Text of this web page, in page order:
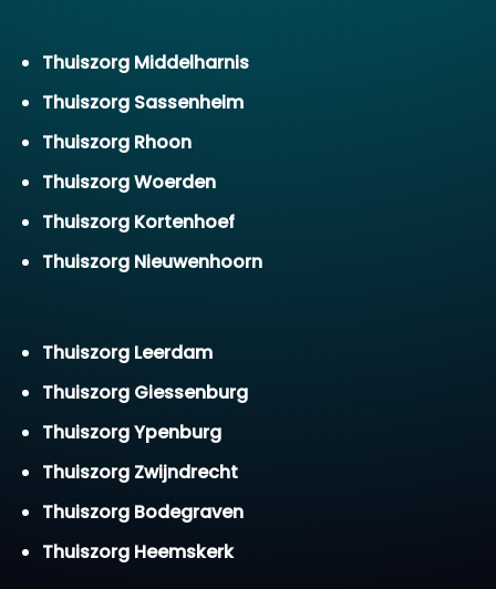
Thuiszorg Middelharnis
Thuiszorg Sassenheim
Thuiszorg Rhoon
Thuiszorg Woerden
Thuiszorg Kortenhoef
Thuiszorg Nieuwenhoorn
Thuiszorg Leerdam
Thuiszorg Giessenburg
Thuiszorg Ypenburg
Thuiszorg Zwijndrecht
Thuiszorg Bodegraven
Thuiszorg Heemskerk